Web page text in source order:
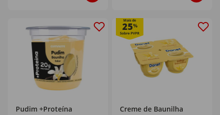
Pudim +Proteína
Mais de
25%
Creme de Baunilha